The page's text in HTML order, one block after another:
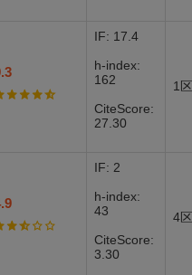
IF: 17.4
h-index:
162
CiteScore:
27.30
1区
IF: 2
h-index:
43
CiteScore:
3.30
4区